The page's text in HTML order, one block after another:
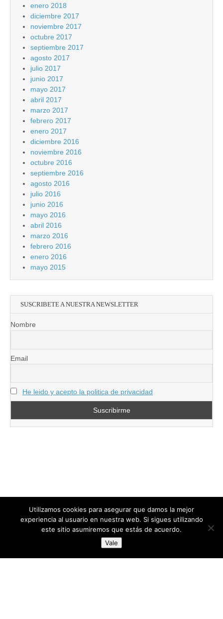
enero 2018
diciembre 2017
noviembre 2017
octubre 2017
septiembre 2017
agosto 2017
julio 2017
junio 2017
mayo 2017
abril 2017
marzo 2017
febrero 2017
enero 2017
diciembre 2016
noviembre 2016
octubre 2016
septiembre 2016
agosto 2016
julio 2016
junio 2016
mayo 2016
abril 2016
marzo 2016
febrero 2016
enero 2016
mayo 2015
SUSCRIBETE A NUESTRA NEWSLETTER
Nombre
Email
He leido y acepto la politica de privacidad
directoresdeseguridad.es
Diseñado por Centro Andaluz de Estudios y Entrenamiento
Utilizamos cookies para asegurar que damos la mejor
experiencia al usuario en nuestra web. Si sigues utilizando
este sitio asumiremos que estás de acuerdo.
Vale